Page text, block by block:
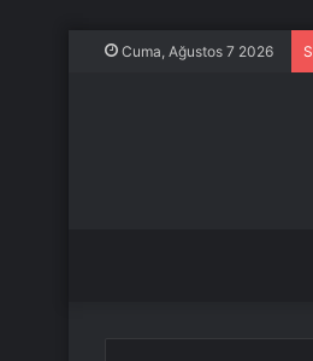
Cuma, Ağustos 7 2026